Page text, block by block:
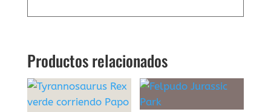
Productos relacionados